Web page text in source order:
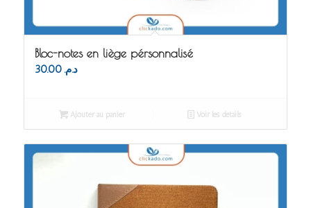
Bloc-notes en liège pérsonnalisé
د.م. 30.00
Ajouter au panier Voir les détails